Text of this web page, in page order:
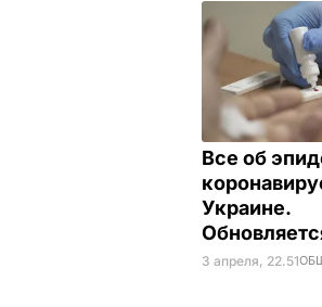
Все об
Украине.
3 апреля, 22.51